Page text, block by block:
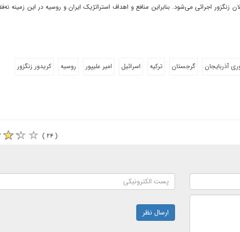
اجرائی می‌شود. بنابراین منافع و اهداف استراتژیک ایران و روسیه در این زمینه‌
آذربایجان گرجستان ترکیه اسرائیل امیر علیپور روسیه
کریدور زنگزور
( ۲۴ )
ارسال نظر